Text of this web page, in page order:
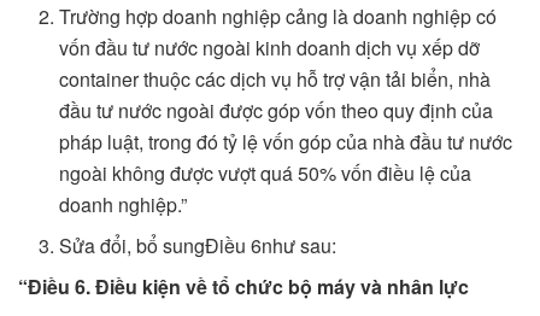
Trường hợp doanh nghiệp cảng là doanh nghiệp có
vốn đầu tư nước ngoài kinh doanh dịch vụ xếp dỡ
container thuộc các dịch vụ hỗ trợ vận tải biển, nhà
đầu tư nước ngoài được góp vốn theo quy định của
pháp luật, trong đó tỷ lệ vốn góp của nhà đầu tư nước
ngoài không được vượt quá 50% vốn điều lệ của
doanh nghiệp.”
Sửa đổi, bổ sungĐiều 6như sau:
“Điều 6. Điều kiện về tổ chức bộ máy và nhân lực